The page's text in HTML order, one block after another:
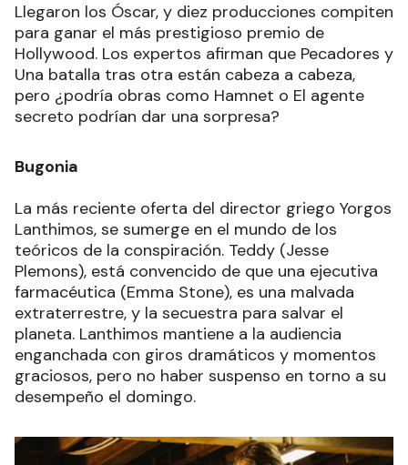
Llegaron los Óscar, y diez producciones compiten
para ganar el más prestigioso premio de
Hollywood. Los expertos afirman que Pecadores y
Una batalla tras otra están cabeza a cabeza,
pero ¿podría obras como Hamnet o El agente
secreto podrían dar una sorpresa?
Bugonia
La más reciente oferta del director griego Yorgos
Lanthimos, se sumerge en el mundo de los
teóricos de la conspiración. Teddy (Jesse
Plemons), está convencido de que una ejecutiva
farmacéutica (Emma Stone), es una malvada
extraterrestre, y la secuestra para salvar el
planeta. Lanthimos mantiene a la audiencia
enganchada con giros dramáticos y momentos
graciosos, pero no haber suspenso en torno a su
desempeño el domingo.